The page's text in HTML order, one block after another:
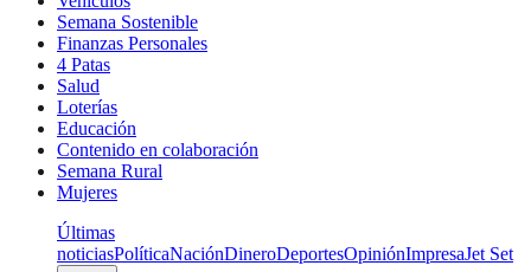
Semana Sostenible
Finanzas Personales
4 Patas
Salud
Loterías
Educación
Contenido en colaboración
Semana Rural
Mujeres
Últimas
noticiasPolíticaNaciónDineroDeportesOpiniónImpresaJet Set